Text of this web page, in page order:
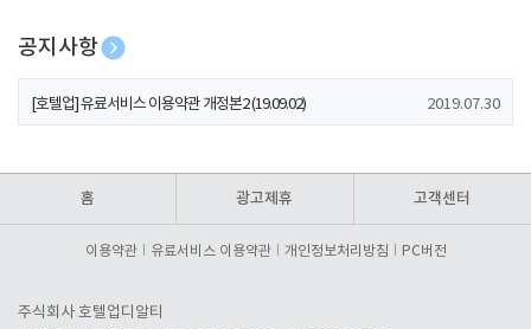
공지사항
[호텔업] 개인정보 처리방침 개정본1 (19.09.02)
[호텔업] 유료서비스 이용약관 개정본2 (19.09.02) 2019.07.30
홈 광고제휴 고객센터
이용약관 유료서비스 이용약관 개인정보처리방침 PC버전
주식회사 호텔업디알티